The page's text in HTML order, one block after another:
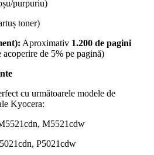
purpuriu)
toner)
Aproximativ 1.200 de pagini
de 5% pe pagină)
cu următoarele modele de
Kyocera:
M5521cdw
P5021cdw